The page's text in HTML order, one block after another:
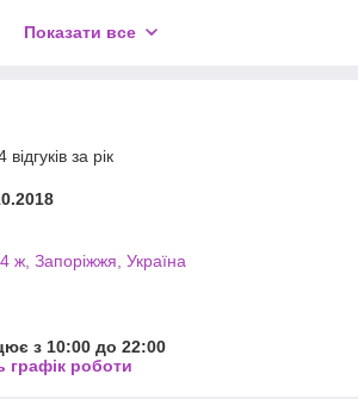
про їх елементарно величезну
групу дітей. За допомогою ігор
пам'ять, інтерес, догадливість,
мислення.
торт в обличчя, малюй світлом,
шахи. У такі ігри можна грати сім'єю,
дорослим та дітям.
Показати все
за рік
ж, Запоріжжя, Україна
з 10:00 до 22:00
графік роботи